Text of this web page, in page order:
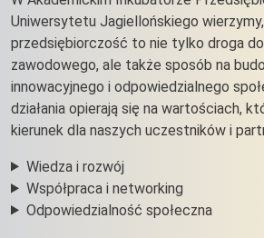
Uniwersytetu Jagiellońskiego
przedsiębiorczość to nie tylko droga
zawodowego, ale także sposób na
innowacyjnego i odpowiedzialnego
działania opierają się na wartościach,
kierunek dla naszych uczestników i
Wiedza i rozwój
Współpraca i networking
Odpowiedzialność społeczna